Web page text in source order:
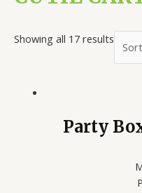
Showing all 17 results
Party